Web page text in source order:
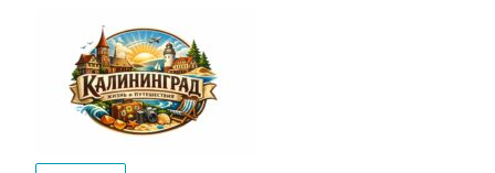
содержимому